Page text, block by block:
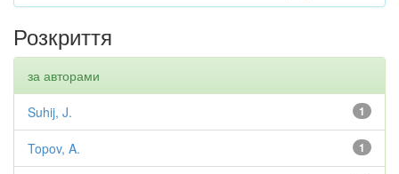
Розкриття
за авторами
1
Suhij, J.
1
Topov, A.